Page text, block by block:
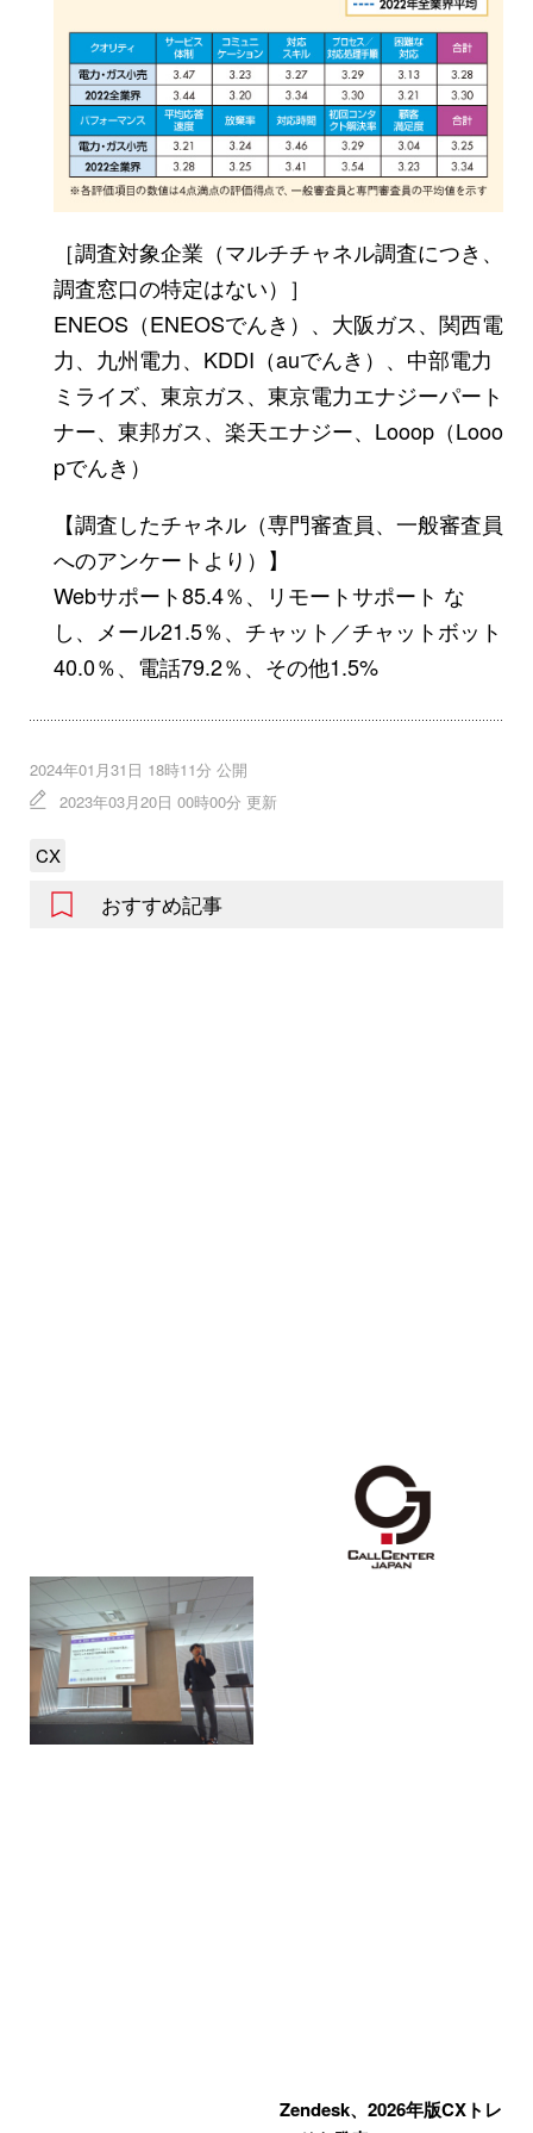
［調査対象企業（マルチチャネル調査につき、
調査窓口の特定はない）］
ENEOS（ENEOSでんき）、大阪ガス、関西電
力、九州電力、KDDI（auでんき）、中部電力
ミライズ、東京ガス、東京電力エナジーパート
ナー、東邦ガス、楽天エナジー、Looop（Looo
pでんき）
【調査したチャネル（専門審査員、一般審査員
へのアンケートより）】
Webサポート85.4％、リモートサポート な
し、メール21.5％、チャット／チャットボット
40.0％、電話79.2％、その他1.5%
2024年01月31日 18時11分 公開
2023年03月20日 00時00分 更新
CX
おすすめ記事
Zendesk、2026年版CXトレ